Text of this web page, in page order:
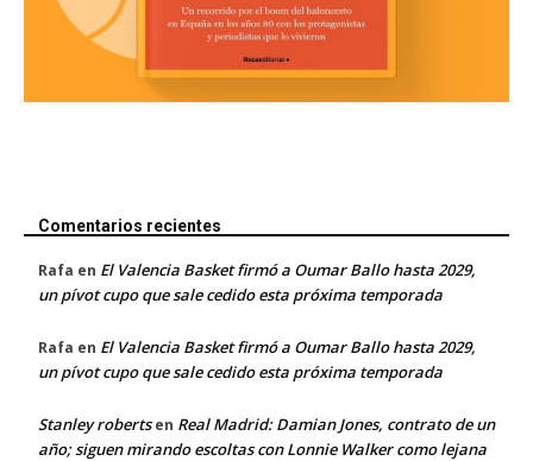
Comentarios recientes
Rafa en El Valencia Basket firmó a Oumar Ballo hasta 2029,
un pívot cupo que sale cedido esta próxima temporada
Rafa en El Valencia Basket firmó a Oumar Ballo hasta 2029,
un pívot cupo que sale cedido esta próxima temporada
Stanley robertsen Real Madrid: Damian Jones, contrato de un
año; siguen mirando escoltas con Lonnie Walker como lejana